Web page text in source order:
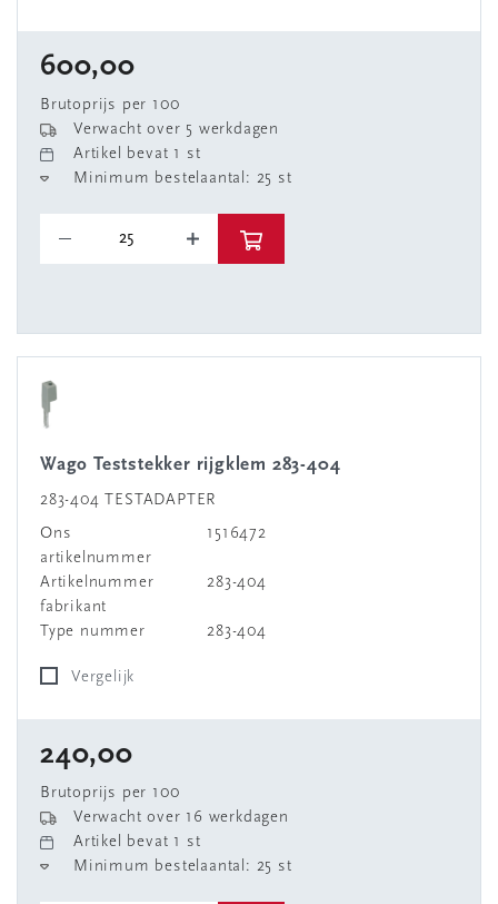
600,00
Brutoprijs per 100
Verwacht over 5 werkdagen
Artikel bevat 1 st
Minimum bestelaantal: 25 st
Wago Teststekker rijgklem 283-404
283-404 TESTADAPTER
Ons
artikelnummer
1516472
Artikelnummer
fabrikant
283-404
Type nummer 283-404
Vergelijk
240,00
Brutoprijs per 100
Verwacht over 16 werkdagen
Artikel bevat 1 st
Minimum bestelaantal: 25 st